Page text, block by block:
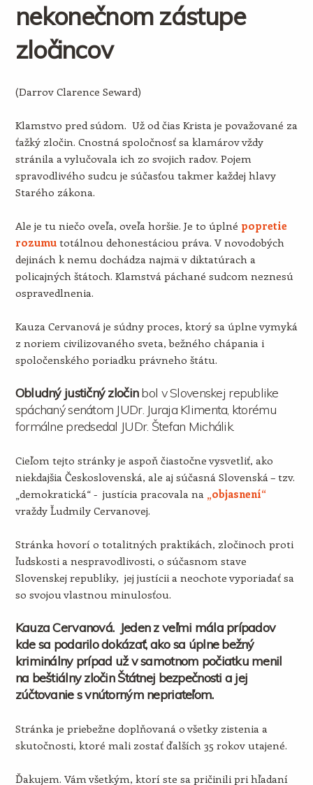
nekonečnom zástupe
zločincov
(Darrov Clarence Seward)
Klamstvo pred súdom. Už od čias Krista je považované za
ťažký zločin. Cnostná spoločnosť sa klamárov vždy
stránila a vylučovala ich zo svojich radov. Pojem
spravodlivého sudcu je súčasťou takmer každej hlavy
Starého zákona.
Ale je tu niečo oveľa, oveľa horšie. Je to úplné popretie
rozumutotálnou dehonestáciou práva. V novodobých
dejinách k nemu dochádza najmä v diktatúrach a
policajných štátoch. Klamstvá páchané sudcom neznesú
ospravedlnenia.
Kauza Cervanová je súdny proces, ktorý sa úplne vymyká
z noriem civilizovaného sveta, bežného chápania i
spoločenského poriadku právneho štátu.
Obludný justičný zločinbol v Slovenskej republike
spáchaný senátom JUDr. Juraja Klimenta, ktorému
formálne predsedal JUDr. Štefan Michálik.
Cieľom tejto stránky je aspoň čiastočne vysvetliť, ako
niekdajšia Československá, ale aj súčasná Slovenská – tzv.
„demokratická“ - justícia pracovala na „objasnení“
vraždy Ľudmily Cervanovej.
Stránka hovorí o totalitných praktikách, zločinoch proti
ľudskosti a nespravodlivosti, o súčasnom stave
Slovenskej republiky, jej justícii a neochote vyporiadať sa
so svojou vlastnou minulosťou.
Kauza Cervanová. Jeden z veľmi mála prípadov
kde sa podarilo dokázať, ako sa úplne bežný
kriminálny prípad už v samotnom počiatku menil
na beštiálny zločin Štátnej bezpečnosti a jej
zúčtovanie s vnútorným nepriateľom.
Stránka je priebežne doplňovaná o všetky zistenia a
skutočnosti, ktoré mali zostať ďalších 35 rokov utajené.
Ďakujem. Vám všetkým, ktorí ste sa pričinili pri hľadaní